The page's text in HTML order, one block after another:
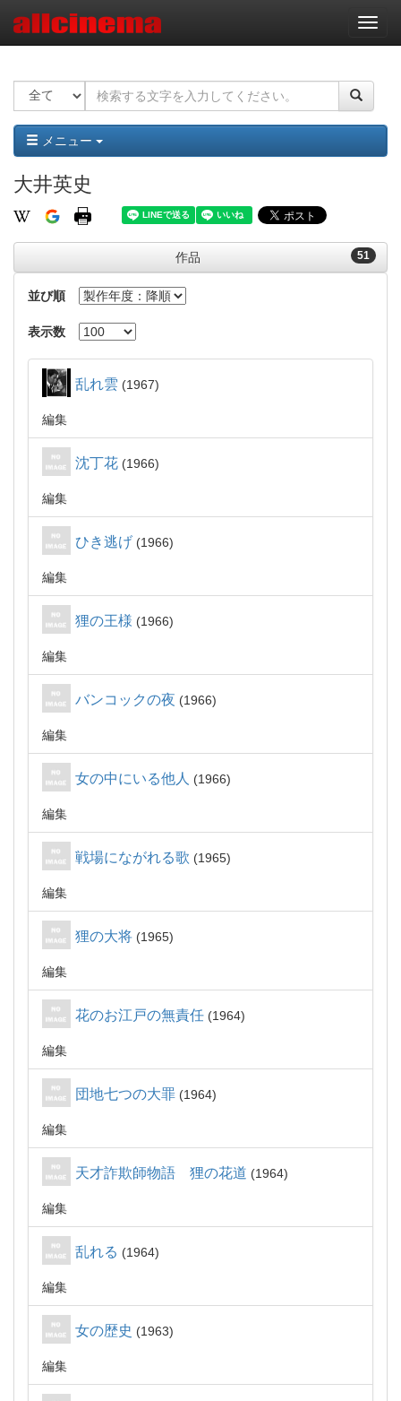
ナ
ビ
ー
ョ
ン
メニュー
大井英史
51
作品
並び順
表示数
乱れ雲 1967
編集
沈丁花 1966
編集
ひき逃げ 1966
編集
狸の王様 1966
編集
バンコックの夜 1966
編集
女の中にいる他人 1966
編集
戦場にながれる歌 1965
編集
狸の大将 1965
編集
花のお江戸の無責任 1964
編集
団地七つの大罪 1964
編集
天才詐欺師物語 狸の花道 1964
編集
乱れる 1964
編集
女の歴史 1963
編集